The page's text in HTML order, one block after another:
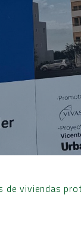
viviendas